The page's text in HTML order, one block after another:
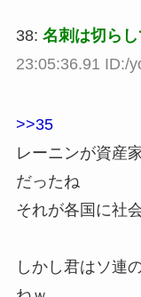
38: 名刺は切ら
23:05:36.91 ID:/
>>35
レーニンが資産
だったね
それが各国に社
しかし君はソ連